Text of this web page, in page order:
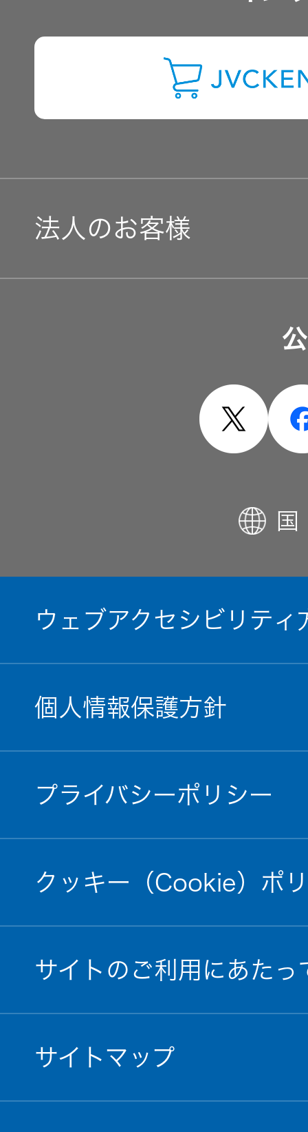
IRに関するお問い合わせ
用語集
法人のお客様
国
ウェブアクセシビリティ
個人情報保護方針
プライバシーポリシー
クッキー（Cookie）ポ
サイトのご利用にあたっ
サイトマップ